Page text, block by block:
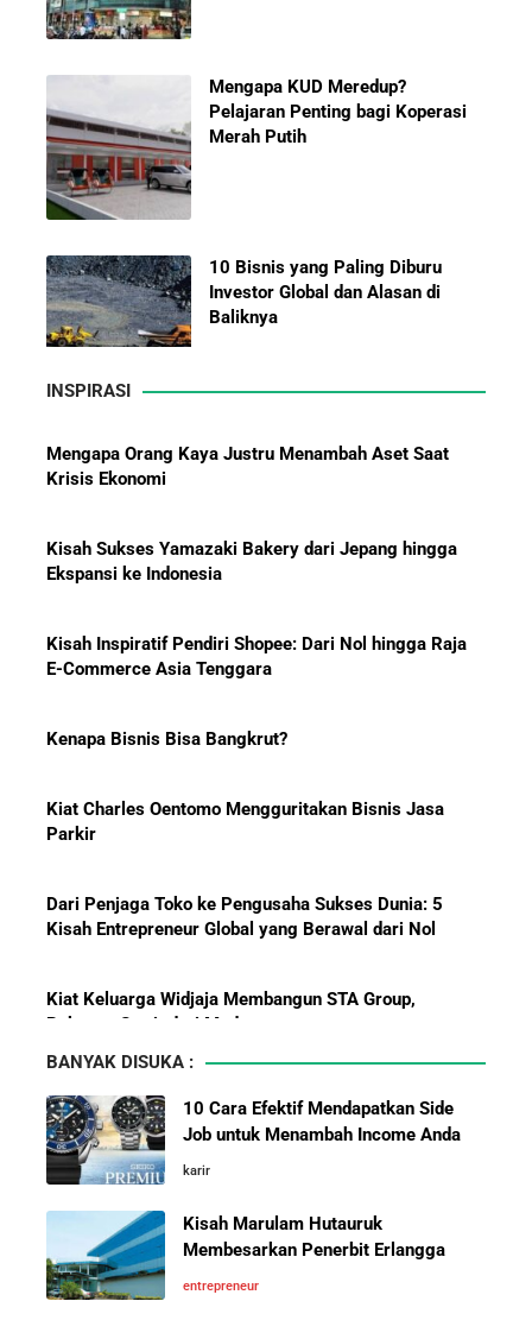
Mengapa KUD Meredup?
Pelajaran Penting bagi Koperasi
Merah Putih
10 Bisnis yang Paling Diburu
Investor Global dan Alasan di
Baliknya
Hadiah Piala Dunia 2026: Berapa
Menjadi Revolusi Baru Energi
Nasional dan Menekan Impor
Pelajaran Karier dari Lionel
Bisnis-Bisnis dan Pendapatan
Achraf Hakimi, Bintang Sepak
Menaklukkan Eropa
Investor Asing Incar Take Over
Besar
INSPIRASI
Kisah Sukses Yamazaki Bakery dari Jepang hingga
Ekspansi ke Indonesia
Kisah Inspiratif Pendiri Shopee: Dari Nol hingga Raja
E-Commerce Asia Tenggara
Kenapa Bisnis Bisa Bangkrut?
Parkir
Dari Penjaga Toko ke Pengusaha Sukses Dunia: 5
Kisah Entrepreneur Global yang Berawal dari Nol
Kiat Keluarga Widjaja Membangun STA Group,
Raksasa Sawit dari Medan
5 Karakter yang Membuat Bisnis Tidak Pernah Maju,
Wajib Dihindari Pengusaha
Bermula Dari Sebuah Klinik Kecil, Group Sismadi Kini
Makin Berkibar Di Bisnis Kesehatan
10 Hambatan Utama Pemasaran yang Tidak Bisa
Diselesaikan oleh AI
Cara Menggunakan Canva di ChatGPT untuk
BANYAK DISUKA :
10 Cara Efektif Mendapatkan Side
Job untuk Menambah Income Anda
karir
Kisah Marulam Hutauruk
Membesarkan Penerbit Erlangga
entrepreneur